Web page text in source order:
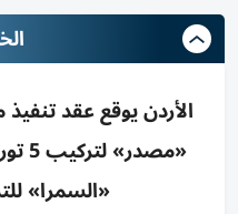
الأردن يوقع عقد
«السمرا»